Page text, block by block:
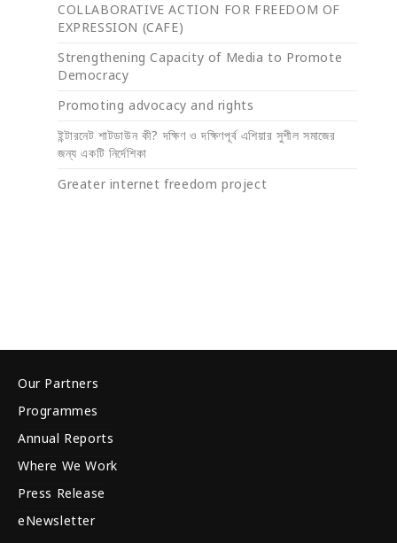
COLLABORATIVE ACTION FOR FREEDOM OF
EXPRESSION (CAFE)
Strengthening Capacity of Media to Promote
Democracy
Promoting advocacy and rights
ইন্টারনেট শাটডাউন কী? দক্ষিণ ও দক্ষিণপূর্ব এশিয়ার সুশীল সমাজের
জন্য একটি নির্দেশিকা
Greater internet freedom project
Our Partners
Programmes
Annual Reports
Where We Work
Press Release
eNewsletter